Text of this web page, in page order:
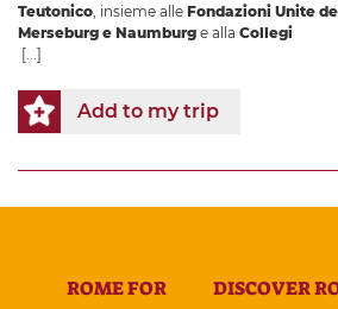
Teutonico, insieme alle Fondazioni Unite
Merseburg e Naumburg e alla Collegi
[...]
Add to my trip
ROME FOR DISCOVER